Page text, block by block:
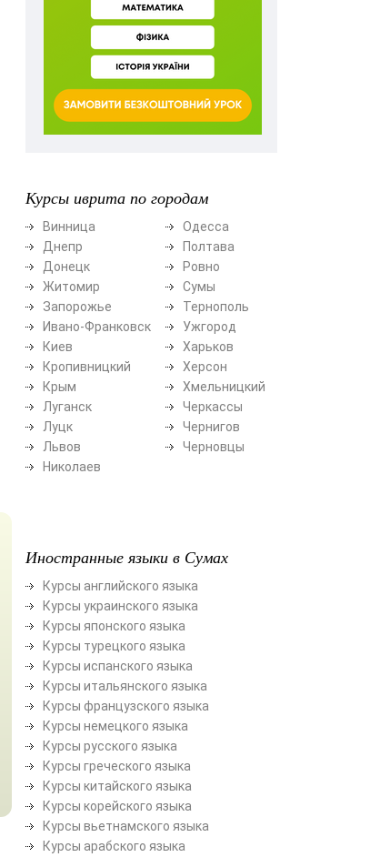
Курсы иврита по городам
Винница
Днепр
Донецк
Житомир
Запорожье
Ивано-Франковск
Киев
Кропивницкий
Крым
Луганск
Луцк
Львов
Николаев
Одесса
Полтава
Ровно
Сумы
Тернополь
Ужгород
Харьков
Херсон
Хмельницкий
Черкассы
Чернигов
Черновцы
Иностранные языки в Сумах
Курсы английского языка
Курсы украинского языка
Курсы японского языка
Курсы турецкого языка
Курсы испанского языка
Курсы итальянского языка
Курсы французского языка
Курсы немецкого языка
Курсы русского языка
Курсы греческого языка
Курсы китайского языка
Курсы корейского языка
Курсы вьетнамского языка
Курсы арабского языка